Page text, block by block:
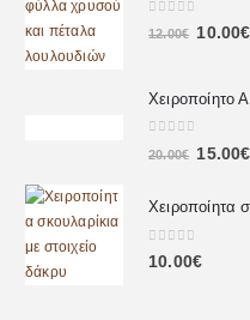
out of 5
12.00€ 10.00€
Χειροποίητο
out of 5
20.00€ 15.00€
Χειροποίητα
0 out of 5
10.00€